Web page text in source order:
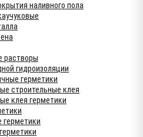
наливного пола
растворы
гидроизоляции
герметики
строительные клея
клея герметики
герметики